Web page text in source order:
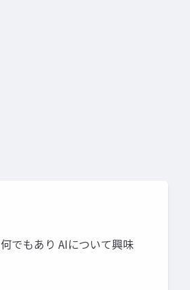
でもあり AIについて興味